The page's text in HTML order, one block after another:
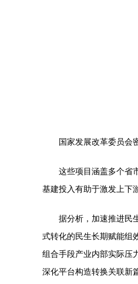
国家发展改革委员会
这些项目涵盖多个省
基建投入有助于激发上下
据分析，加速推进民
式转化的民生长期赋能组
组合手段产业内部实际压
深化平台构造转换关联新